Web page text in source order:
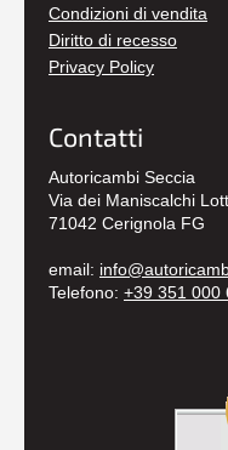
Condizioni di vendita
Diritto di recesso
Privacy Policy
Contatti
Autoricambi Seccia
Via dei Maniscalchi
71042 Cerignola FG
email:
Telefono: +39 351 000